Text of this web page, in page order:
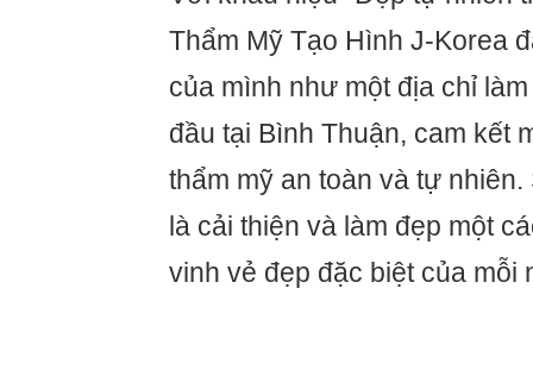
Thẩm Mỹ Tạo Hình J-Korea
của mình như một địa chỉ
đầu tại Bình Thuận, cam kết
thẩm mỹ an toàn và tự
là cải thiện và làm đẹp một
vinh vẻ đẹp đặc biệt của mỗi